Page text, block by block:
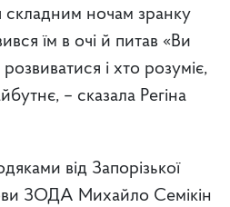
складним ночам зранку
їм в очі й питав «Ви
і хто розуміє,
– сказала Регіна
від Запорізької
ЗОДА Михайло Семікін